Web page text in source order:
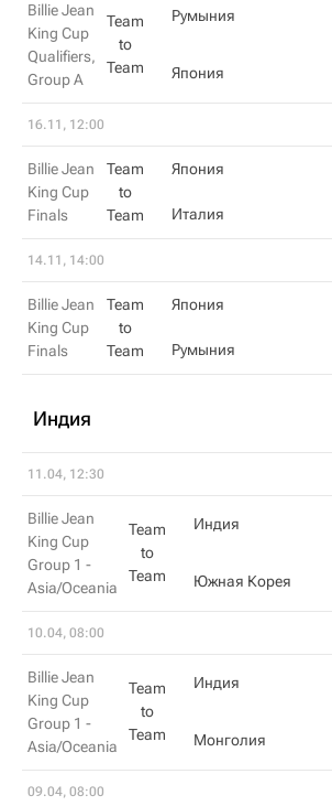
Billie Jean
King Cup
Qualifiers,
Group A
Team
to
Team
Румыния
Япония
16.11, 12:00
Billie Jean
King Cup
Finals
Team
to
Team
Япония
Италия
14.11, 14:00
Billie Jean
King Cup
Finals
Team
to
Team
Япония
Румыния
Индия
11.04, 12:30
Billie Jean
King Cup
Group 1 -
Asia/Oceania
Team
to
Team
Индия
Южная Корея
10.04, 08:00
Billie Jean
King Cup
Group 1 -
Asia/Oceania
Team
to
Team
Индия
Монголия
09.04, 08:00